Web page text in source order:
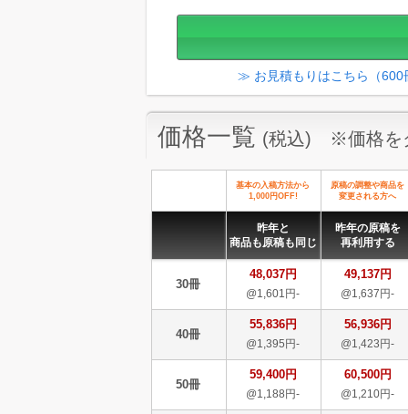
≫ お見積もりはこちら（600
価格一覧 (税込) ※価格を
基本の入稿方法から
1,000円OFF!
原稿の調整や商品を
変更される方へ
昨年と
商品も原稿も同じ
昨年の原稿を
再利用する
30冊
48,037円
@1,601円-
49,137円
@1,637円-
40冊
55,836円
@1,395円-
56,936円
@1,423円-
50冊
59,400円
@1,188円-
60,500円
@1,210円-